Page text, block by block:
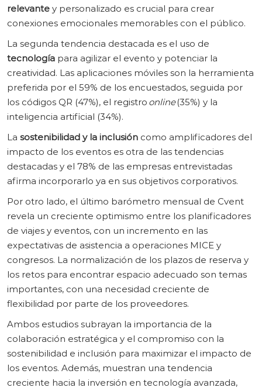
relevante y personalizado es crucial para crear
conexiones emocionales memorables con el público.
La segunda tendencia destacada es el uso de
tecnología para agilizar el evento y potenciar la
creatividad. Las aplicaciones móviles son la herramienta
preferida por el 59% de los encuestados, seguida por
los códigos QR (47%), el registro online(35%) y la
inteligencia artificial (34%).
La sostenibilidad y la inclusión como amplificadores del
impacto de los eventos es otra de las tendencias
destacadas y el 78% de las empresas entrevistadas
afirma incorporarlo ya en sus objetivos corporativos.
Por otro lado, el último barómetro mensual de Cvent
revela un creciente optimismo entre los planificadores
de viajes y eventos, con un incremento en las
expectativas de asistencia a operaciones MICE y
congresos. La normalización de los plazos de reserva y
los retos para encontrar espacio adecuado son temas
importantes, con una necesidad creciente de
flexibilidad por parte de los proveedores.
Ambos estudios subrayan la importancia de la
colaboración estratégica y el compromiso con la
sostenibilidad e inclusión para maximizar el impacto de
los eventos. Además, muestran una tendencia
creciente hacia la inversión en tecnología avanzada,